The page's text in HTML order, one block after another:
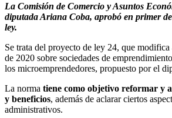
La Comisión de Comercio y Asuntos
diputada Ariana Coba, aprobó en primer
ley.
Se trata del proyecto de ley 24, que
de 2020 sobre sociedades de
los microemprendedores, propuesto por el
La norma tiene como objetivo reformar y
y beneficios, además de aclarar ciertos
administrativos.